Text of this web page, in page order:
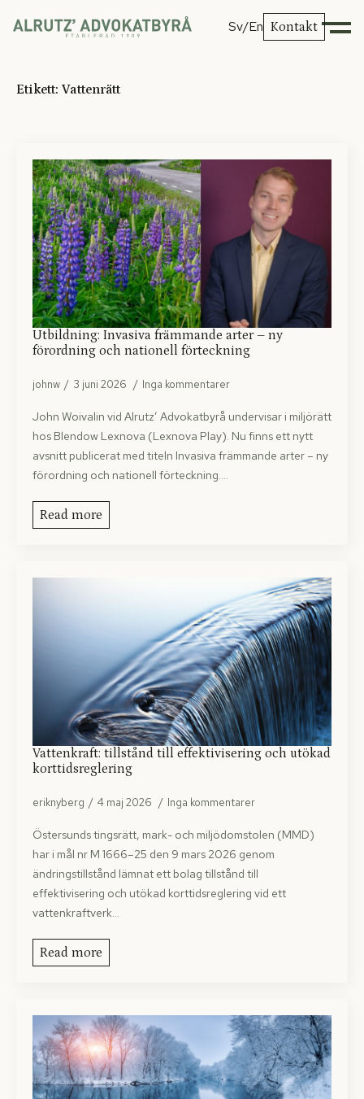
Sv/En Kontakt
Etikett: Vattenrätt
Utbildning: Invasiva främmande arter – ny
förordning och nationell förteckning
johnw 3 juni 2026 Inga kommentarer
John Woivalin vid Alrutz’ Advokatbyrå undervisar i miljörätt
hos Blendow Lexnova (Lexnova Play). Nu finns ett nytt
avsnitt publicerat med titeln Invasiva främmande arter – ny
förordning och nationell förteckning.…
Read more
Vattenkraft: tillstånd till effektivisering och utökad
korttidsreglering
eriknyberg 4 maj 2026 Inga kommentarer
Östersunds tingsrätt, mark- och miljödomstolen (MMD)
har i mål nr M 1666–25 den 9 mars 2026 genom
ändringstillstånd lämnat ett bolag tillstånd till
effektivisering och utökad korttidsreglering vid ett
vattenkraftverk…
Read more